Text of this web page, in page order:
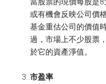
或有機會反映公司價
基金重估公司的價值
過，市場上不少股票
於它的資產淨值。
市盈率